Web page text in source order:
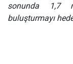
sonunda 1,7
buluşturmayı